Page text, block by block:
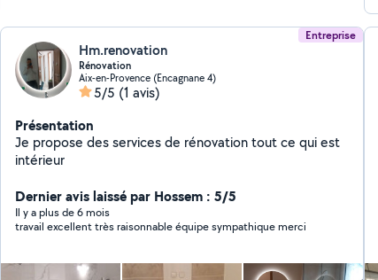
Entreprise
Hm.renovation
Rénovation
Aix-en-Provence (Encagnane 4)
5/5 (1 avis)
Présentation
Je propose des services de rénovation tout ce qui est
intérieur
Dernier avis laissé par Hossem : 5/5
Il y a plus de 6 mois
travail excellent très raisonnable équipe sympathique merci